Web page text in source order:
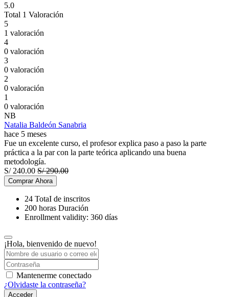
5.0
Total 1 Valoración
5
1 valoración
4
0 valoración
3
0 valoración
2
0 valoración
1
0 valoración
NB
Natalia Baldeón Sanabria
hace 5 meses
Fue un excelente curso, el profesor explica paso a paso la parte
práctica a la par con la parte teórica aplicando una buena
metodología.
S/240.00 S/290.00
Comprar Ahora
24 TotaI de inscritos
200 horas Duración
Enrollment validity: 360 días
¡Hola, bienvenido de nuevo!
Mantenerme conectado
¿Olvidaste la contraseña?
Acceder